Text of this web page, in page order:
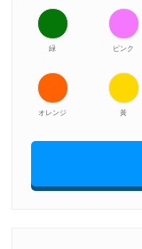
緑 ピンク
オレンジ 黃